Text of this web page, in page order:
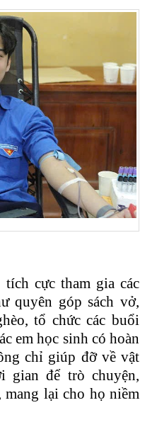
cực tham gia các
quyên góp sách vở,
tổ chức các buổi
em học sinh có hoàn
chỉ giúp đỡ về vật
gian để trò chuyện,
mang lại cho họ niềm